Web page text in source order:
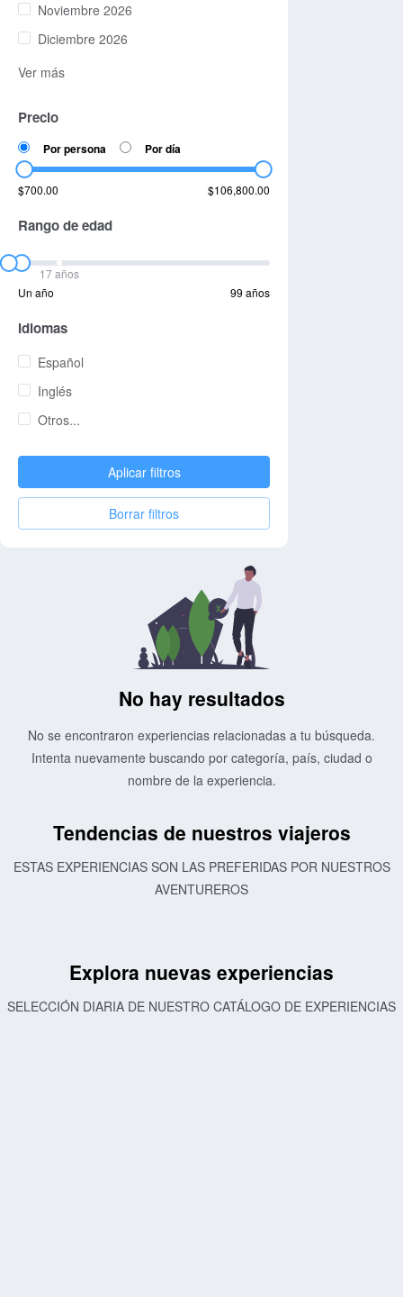
Noviembre 2026
Diciembre 2026
Ver más
Precio
Por persona Por día
$700.00 $106,800.00
Rango de edad
17 años
Un año
99 años
Idiomas
Español
Inglés
Otros...
Aplicar filtros
Borrar filtros
No hay resultados
No se encontraron experiencias relacionadas a tu búsqueda.
Intenta nuevamente buscando por categoría, país, ciudad o
nombre de la experiencia.
Tendencias de nuestros viajeros
ESTAS EXPERIENCIAS SON LAS PREFERIDAS POR NUESTROS
AVENTUREROS
Explora nuevas experiencias
SELECCIÓN DIARIA DE NUESTRO CATÁLOGO DE EXPERIENCIAS